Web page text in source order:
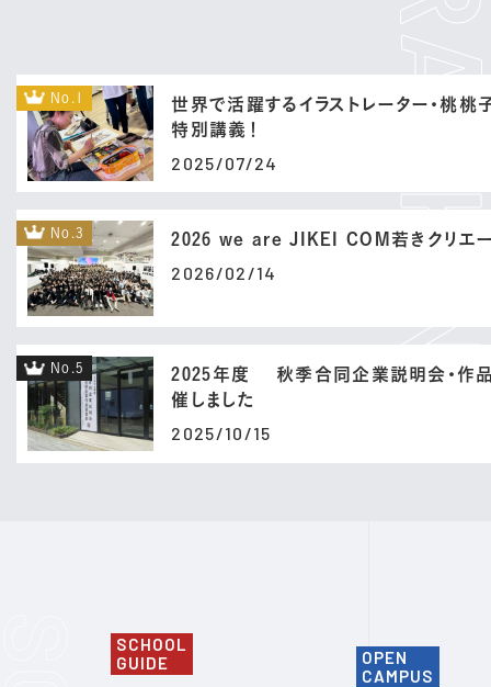
No.1
世界で活躍するイラストレーター・桃桃
特別講義！
2025/07/24
No.3 2026 we are JIKEI COM若きクリエ
2026/02/14
No.5
2025年度 秋季合同企業説明会・作
催しました
2025/10/15
SCHOOL
GUIDE
OPEN
CAMPUS